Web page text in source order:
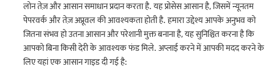
स्वामित्व को बनाए रखते हुए अपने गोल्ड की वैल्यू का लाभ उठाने की अनुमति देता है.
बुरहानपुर में गोल्ड पर लोन के कुछ सामान्य उपयोग इस प्रकार हैं:
मेडिकल एमरजेंसी: अप्रत्याशित हेल्थकेयर लागतों को कवर करें, फाइनेंशियल
तनाव के बिना समय पर इलाज सुनिश्चित करें.
लोन तेज़ और आसान समाधान प्रदान करता है. यह प्रोसेस आसान है, जिसमें न्यूनतम
पेपरवर्क और तेज़ अप्रूवल की आवश्यकता होती है. हमारा उद्देश्य आपके अनुभव को
जितना संभव हो उतना आसान और परेशानी मुक्त बनाना है, यह सुनिश्चित करना है कि
आपको बिना किसी देरी के आवश्यक फंड मिले. अप्लाई करने में आपकी मदद करने के
लिए यहां एक आसान गाइड दी गई है: